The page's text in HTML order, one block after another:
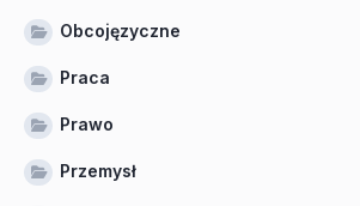
Obcojęzyczne
Praca
Prawo
Przemysł